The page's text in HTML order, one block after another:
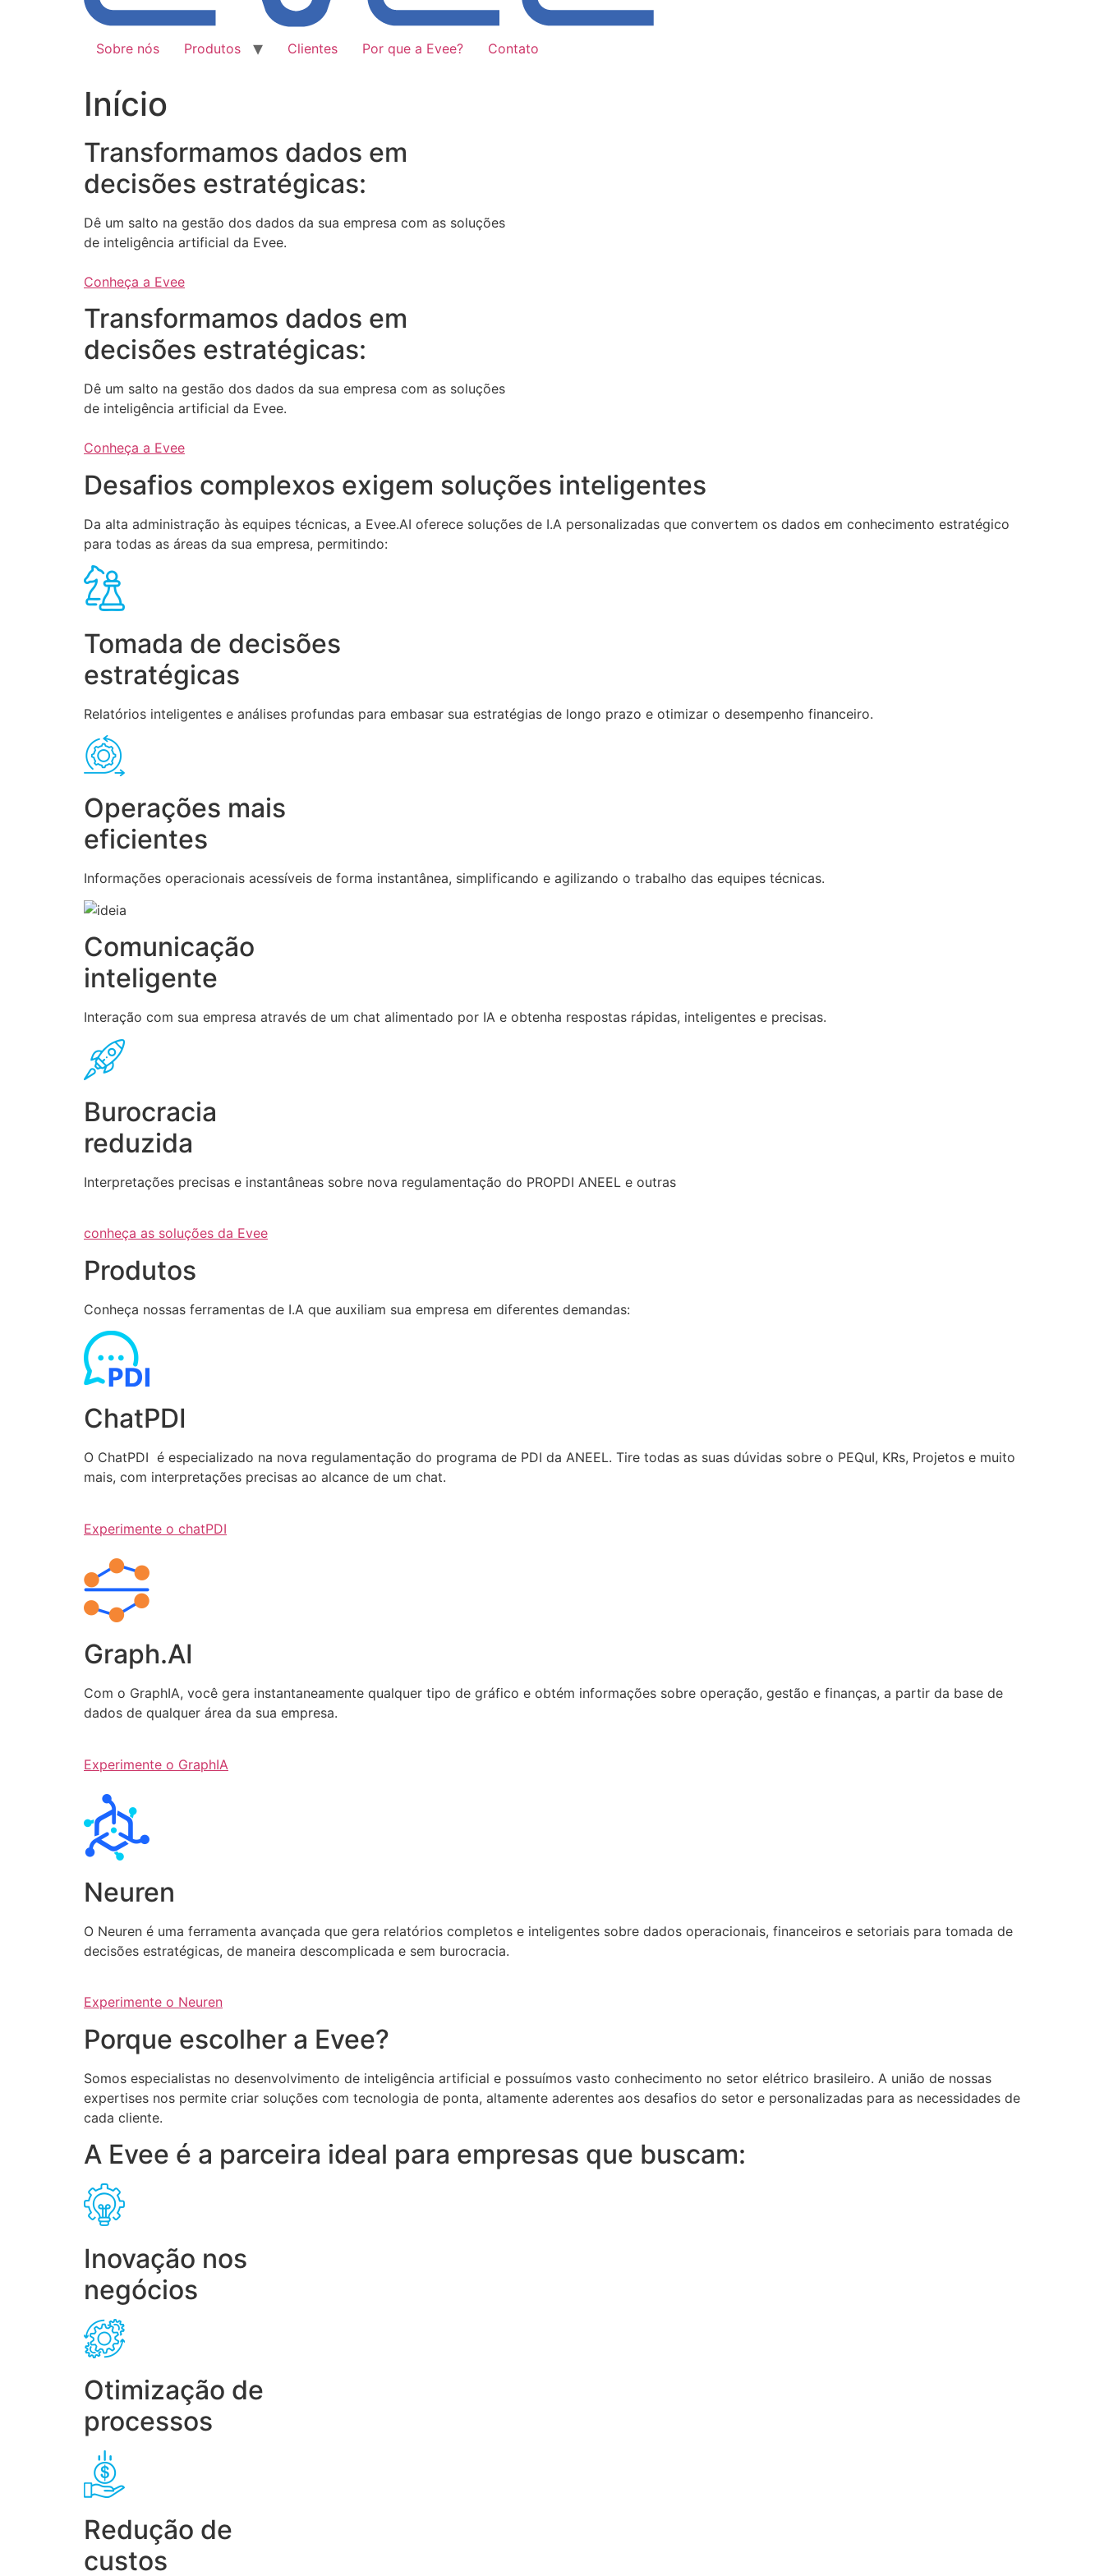
Sobre nós Produtos Clientes Por que a Evee? Contato
Início
Transformamos dados em
decisões estratégicas:
Dê um salto na gestão dos dados da sua empresa com as soluções
de inteligência artificial da Evee.
Conheça a Evee
Transformamos dados em
decisões estratégicas:
Dê um salto na gestão dos dados da sua empresa com as soluções
de inteligência artificial da Evee.
Conheça a Evee
Desafios complexos exigem soluções inteligentes
Da alta administração às equipes técnicas, a Evee.AI oferece soluções de I.A personalizadas que convertem os dados em conhecimento estratégico
para todas as áreas da sua empresa, permitindo:
Tomada de decisões
estratégicas
Relatórios inteligentes e análises profundas para embasar sua estratégias de longo prazo e otimizar o desempenho financeiro.
Operações mais
eficientes
Informações operacionais acessíveis de forma instantânea, simplificando e agilizando o trabalho das equipes técnicas.
Comunicação
inteligente
Interação com sua empresa através de um chat alimentado por IA e obtenha respostas rápidas, inteligentes e precisas.
Burocracia
reduzida
Interpretações precisas e instantâneas sobre nova regulamentação do PROPDI ANEEL e outras
conheça as soluções da Evee
Produtos
Conheça nossas ferramentas de I.A que auxiliam sua empresa em diferentes demandas:
ChatPDI
O ChatPDI é especializado na nova regulamentação do programa de PDI da ANEEL. Tire todas as suas dúvidas sobre o PEQuI, KRs, Projetos e muito
mais, com interpretações precisas ao alcance de um chat.
Experimente o chatPDI
Graph.AI
Com o GraphIA, você gera instantaneamente qualquer tipo de gráfico e obtém informações sobre operação, gestão e finanças, a partir da base de
dados de qualquer área da sua empresa.
Experimente o GraphIA
Neuren
O Neuren é uma ferramenta avançada que gera relatórios completos e inteligentes sobre dados operacionais, financeiros e setoriais para tomada de
decisões estratégicas, de maneira descomplicada e sem burocracia.
Experimente o Neuren
Porque escolher a Evee?
Somos especialistas no desenvolvimento de inteligência artificial e possuímos vasto conhecimento no setor elétrico brasileiro. A união de nossas
expertises nos permite criar soluções com tecnologia de ponta, altamente aderentes aos desafios do setor e personalizadas para as necessidades de
cada cliente.
A Evee é a parceira ideal para empresas que buscam:
Inovação nos
negócios
Otimização de
processos
Redução de
custos